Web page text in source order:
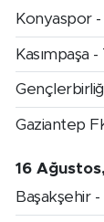
Konyaspor
Kasımpaşa
Gaziantep
16
Başakşehir